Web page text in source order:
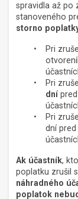
spravidla až po
stanoveného
storno
Pri
Pri
dnípred
Pri
dní
Ak účastník,
poplatku zrušil
náhradného
poplatok